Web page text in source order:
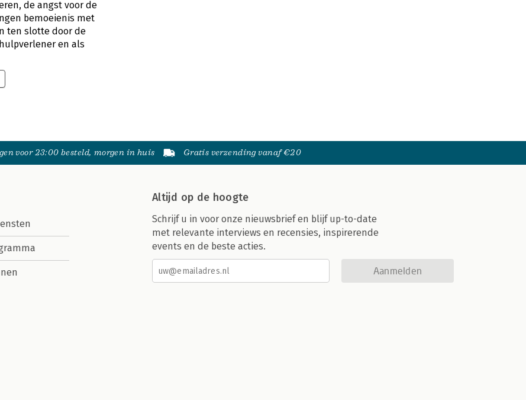
de angst voor de
bemoeienis met
ten slotte door de
en als
voor 23:00 besteld, morgen in huis Gratis verzending vanaf €20
Altijd op de hoogte
Schrijf u in voor onze nieuwsbrief en blijf up-to-date
met relevante interviews en recensies, inspirerende
events en de beste acties.
Aanmelden